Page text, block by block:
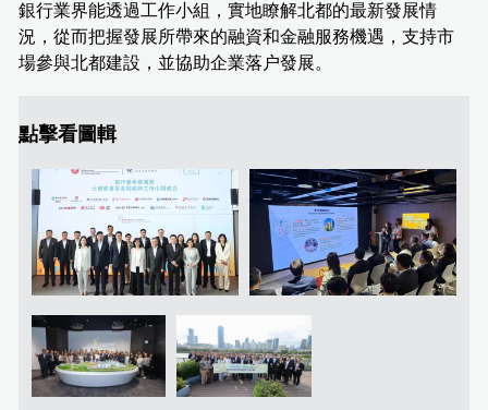
銀行業界能透過工作小組，實地瞭解北都的最新發展情
況，從而把握發展所帶來的融資和金融服務機遇，支持市
場參與北都建設，並協助企業落户發展。
點擊看圖輯